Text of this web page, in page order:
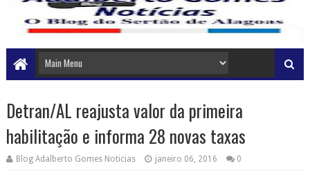
Detran/AL reajusta valor da primeira
habilitação e informa 28 novas taxas
Blog Adalberto Gomes Noticias janeiro 06, 2016 0